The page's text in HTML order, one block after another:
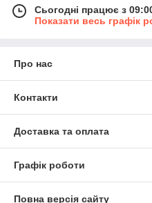
Сьогодні працює з
Показати весь графік
Про нас
Контакти
Доставка та оплата
Графік роботи
Повна версія сайту